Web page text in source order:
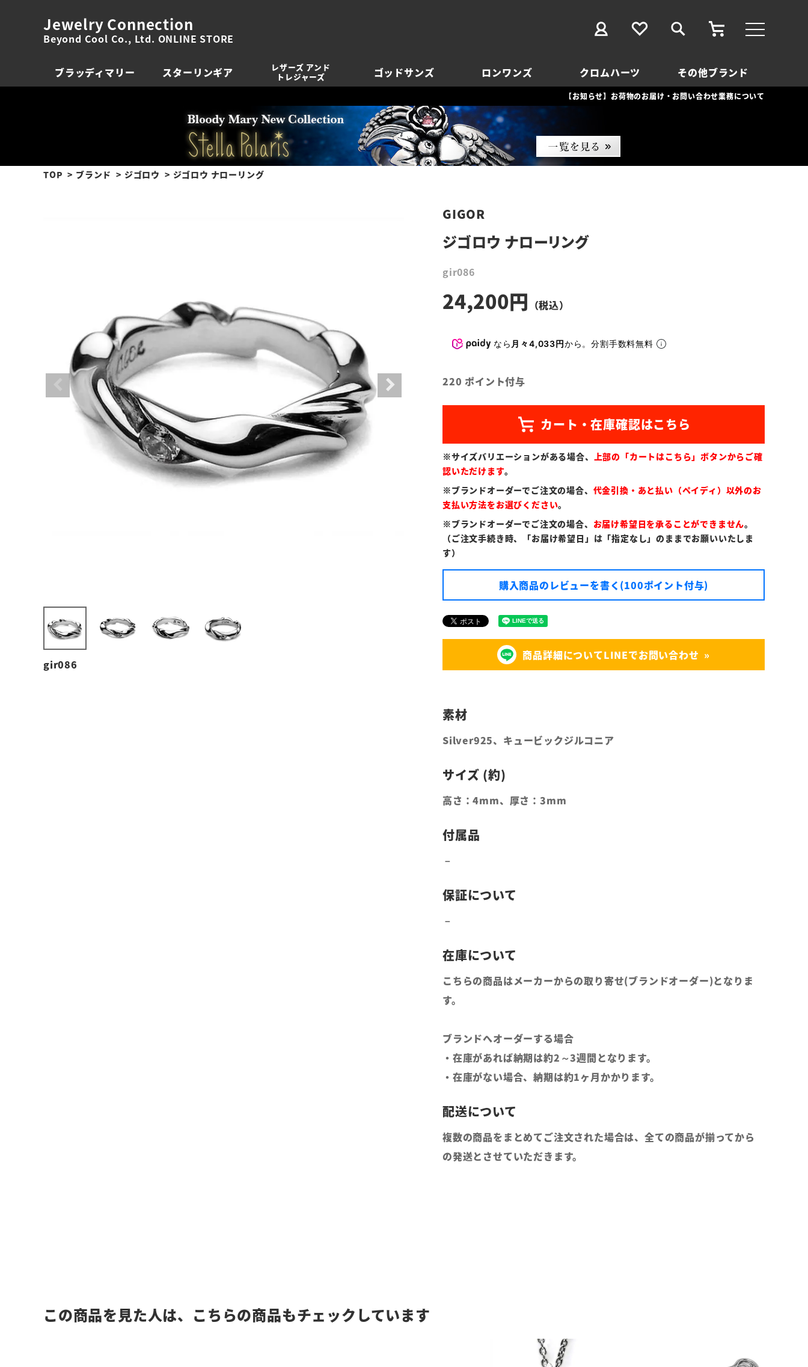
Jewelry Connection
Beyond Cool Co., Ltd. ONLINE STORE
ブラッディマリー スターリンギア
レザーズ アンド
トレジャーズ
ゴッドサンズ ロンワンズ クロムハーツ その他ブランド
【お知らせ】お荷物のお届け・お問い合わせ業務について
TOP ブランド ジゴロウ ジゴロウ ナローリング
gir086
GIGOR
ジゴロウ ナローリング
gir086
24,200
なら 月々4,033円から。分割手数料無料
220 ポイント付与
※サイズバリエーションがある場合、
上部の「カートはこちら」ボタンからご確
認いただけます。
※ブランドオーダーでご注文の場合、 代金引換・あと払い（ペイディ）以外のお
支払い方法をお選びください。
※ブランドオーダーでご注文の場合、 お届け希望日を承ることができません。
（ご注文手続き時、「お届け希望日」は「指定なし」のままでお願いいたしま
す）
購入商品のレビューを書く(100ポイント付与)
商品詳細についてLINEでお問い合わせ
Silver925、キュービックジルコニア
高さ：4mm、厚さ：3mm
こちらの商品はメーカーからの取り寄せ(ブランドオーダー)となりま
す。
ブランドへオーダーする場合
・在庫があれば納期は約2～3週間となります。
・在庫がない場合、納期は約1ヶ月かかります。
複数の商品をまとめてご注文された場合は、全ての商品が揃ってから
の発送とさせていただきます。
この商品を見た人は、こちらの商品もチェックしています